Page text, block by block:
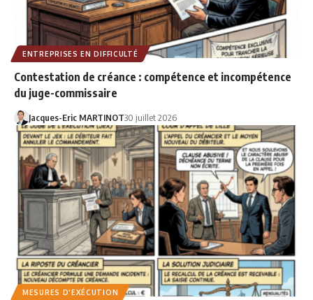
ENTREPRISES EN DIFFICULTÉ
Contestation de créance : compétence et incompétence
du juge-commissaire
Jacques-Eric MARTINOT30 juillet 2026
MESURES D'EXÉCUTION